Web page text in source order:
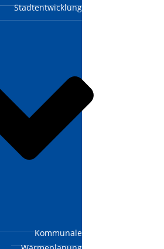
Stadtentwicklung
Kommunale